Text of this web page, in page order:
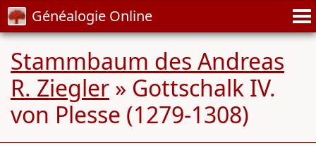
Généalogie Online
Stammbaum des Andreas
R. Ziegler » Gottschalk IV.
von Plesse (1279-1308)